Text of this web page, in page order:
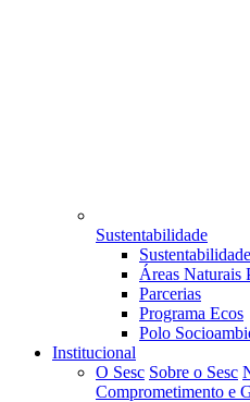
Sustentabilidade
Áreas Naturais
Parcerias
Programa Ecos
Polo
Institucional
O Sesc Sobre o Sesc
Comprometimento e